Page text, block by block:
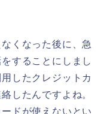
くなった後に、急
することにしまし
したクレジットカ
したんですよね。
ドが使えないとい